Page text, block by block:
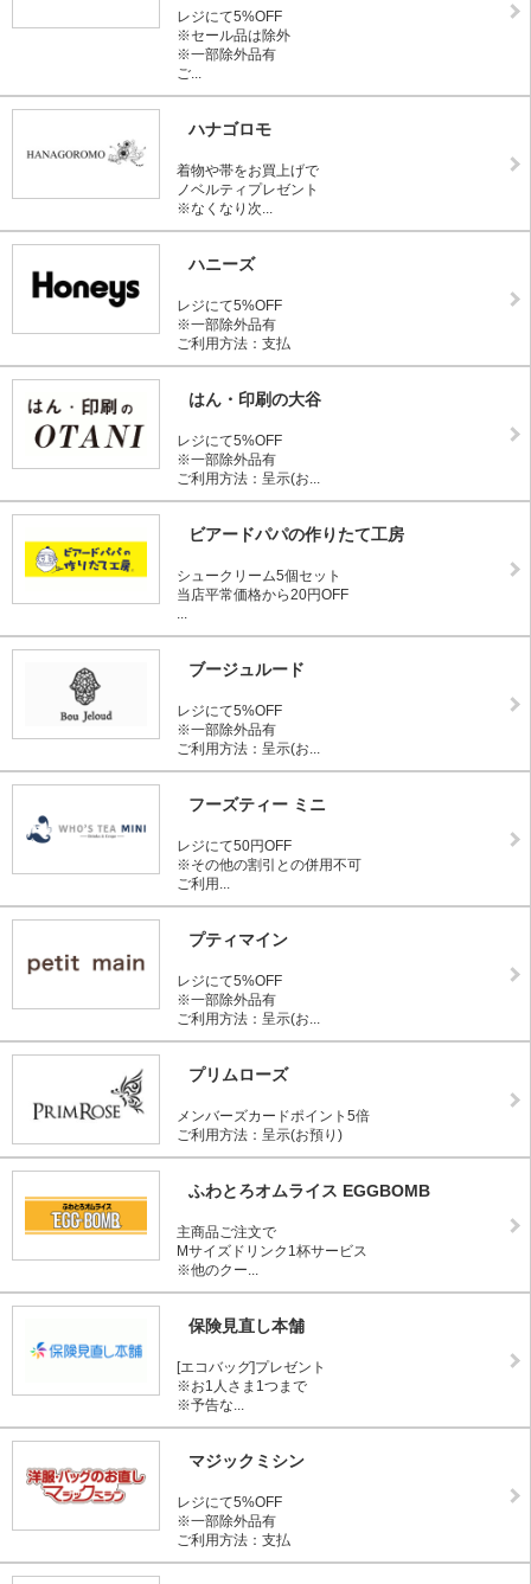
レジにて5%OFF
※セール品は除外
※一部除外品有
ご...
ハナゴロモ
着物や帯をお買上げで
ノベルティプレゼント
※なくなり次...
ハニーズ
レジにて5%OFF
※一部除外品有
ご利用方法：支払
はん・印刷の大谷
レジにて5%OFF
※一部除外品有
ご利用方法：呈示(お...
ビアードパパの作りたて工房
シュークリーム5個セット
当店平常価格から20円OFF
...
ブージュルード
レジにて5%OFF
※一部除外品有
ご利用方法：呈示(お...
フーズティー ミニ
レジにて50円OFF
※その他の割引との併用不可
ご利用...
プティマイン
レジにて5%OFF
※一部除外品有
ご利用方法：呈示(お...
プリムローズ
メンバーズカードポイント5倍
ご利用方法：呈示(お預り)
ふわとろオムライス EGGBOMB
主商品ご注文で
Mサイズドリンク1杯サービス
※他のクー...
保険見直し本舗
[エコバッグ]プレゼント
※お1人さま1つまで
※予告な...
マジックミシン
レジにて5%OFF
※一部除外品有
ご利用方法：支払